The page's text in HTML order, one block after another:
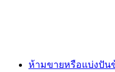
ห้ามขายหรือแบ่งปั